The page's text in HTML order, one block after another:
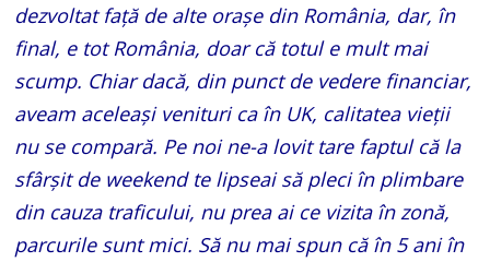
dezvoltat față de alte orașe din România, dar, în
final, e tot România, doar că totul e mult mai
scump. Chiar dacă, din punct de vedere financiar,
aveam aceleași venituri ca în UK, calitatea vieții
nu se compară. Pe noi ne-a lovit tare faptul că la
sfârșit de weekend te lipseai să pleci în plimbare
din cauza traficului, nu prea ai ce vizita în zonă,
parcurile sunt mici. Să nu mai spun că în 5 ani în